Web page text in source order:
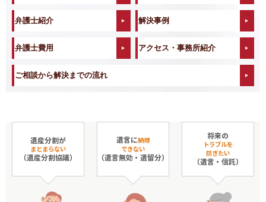
弁護士紹介 解決事例
弁護士費用 アクセス・事務所紹介
ご相談から解決までの流れ
遺産分割が
まとまらない
（遺産分割協議）
遺言に納得
できない
（遺言無効・遺留分）
将来の
トラブルを
防ぎたい
（遺言・信託）